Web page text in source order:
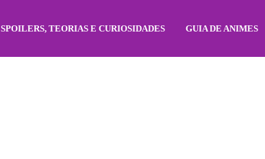
SPOILERS, TEORIAS E CURIOSIDADES GUIA DE ANIMES